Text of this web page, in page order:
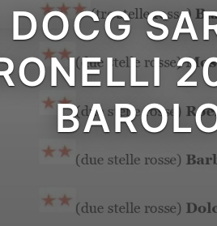
DOCG
Visite in